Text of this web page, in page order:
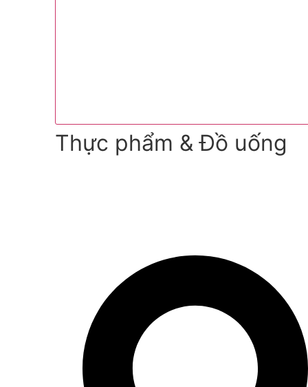
Thực phẩm & Đồ uống